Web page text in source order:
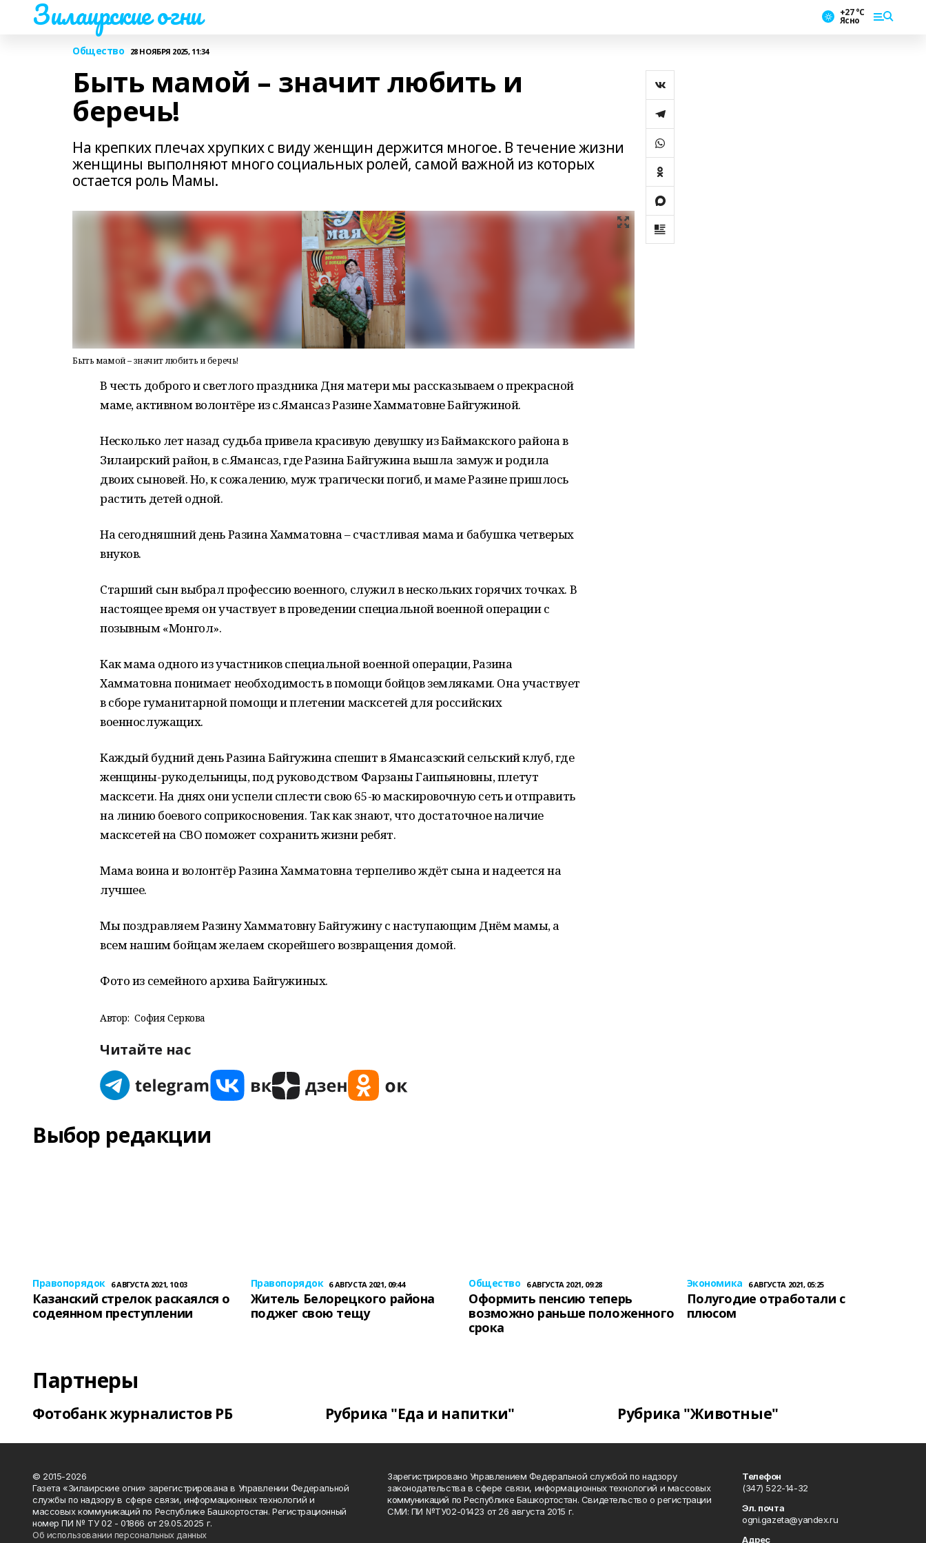
Зилаирские огни +27 °С
Ясно
Общество 28 НОЯБРЯ 2025, 11:34
Быть мамой – значит любить и
беречь!
На крепких плечах хрупких с виду женщин держится многое. В течение жизни
женщины выполняют много социальных ролей, самой важной из которых
остается роль Мамы.
Быть мамой – значит любить и беречь!
В честь доброго и светлого праздника Дня матери мы рассказываем о прекрасной
маме, активном волонтёре из с.Ямансаз Разине Хамматовне Байгужиной.
Несколько лет назад судьба привела красивую девушку из Баймакского района в
Зилаирский район, в с.Ямансаз, где Разина Байгужина вышла замуж и родила
двоих сыновей. Но, к сожалению, муж трагически погиб, и маме Разине пришлось
растить детей одной.
На сегодняшний день Разина Хамматовна – счастливая мама и бабушка четверых
внуков.
Старший сын выбрал профессию военного, служил в нескольких горячих точках. В
настоящее время он участвует в проведении специальной военной операции с
позывным «Монгол».
Как мама одного из участников специальной военной операции, Разина
Хамматовна понимает необходимость в помощи бойцов земляками. Она участвует
в сборе гуманитарной помощи и плетении масксетей для российских
военнослужащих.
Каждый будний день Разина Байгужина спешит в Ямансазский сельский клуб, где
женщины-рукодельницы, под руководством Фарзаны Гаипьяновны, плетут
масксети. На днях они успели сплести свою 65-ю маскировочную сеть и отправить
на линию боевого соприкосновения. Так как знают, что достаточное наличие
масксетей на СВО поможет сохранить жизни ребят.
Мама воина и волонтёр Разина Хамматовна терпеливо ждёт сына и надеется на
лучшее.
Мы поздравляем Разину Хамматовну Байгужину с наступающим Днём мамы, а
всем нашим бойцам желаем скорейшего возвращения домой.
Фото из семейного архива Байгужиных.
Автор: София Серкова
Читайте нас
Выбор редакции
Правопорядок 6 АВГУСТА 2021, 10:03
Казанский стрелок раскаялся о
содеянном преступлении
Правопорядок 6 АВГУСТА 2021, 09:44
Житель Белорецкого района
поджег свою тещу
Общество 6 АВГУСТА 2021, 09:28
Оформить пенсию теперь
возможно раньше положенного
срока
Экономика 6 АВГУСТА 2021, 05:25
Полугодие отработали с
плюсом
Партнеры
Фотобанк журналистов РБ Рубрика "Еда и напитки" Рубрика "Животные"
© 2015-2026
Газета «Зилаирские огни» зарегистрирована в Управлении Федеральной
службы по надзору в сфере связи, информационных технологий и
массовых коммуникаций по Республике Башкортостан. Регистрационный
номер ПИ № ТУ 02 - 01866 от 29.05.2025 г.
Об использовании персональных данных
Зарегистрировано Управлением Федеральной службой по надзору
законодательства в сфере связи, информационных технологий и массовых
коммуникаций по Республике Башкортостан. Свидетельство о регистрации
СМИ: ПИ №ТУ02-01423 от 26 августа 2015 г.
Телефон
(347) 522-14-32
Эл. почта
ogni.gazeta@yandex.ru
Адрес